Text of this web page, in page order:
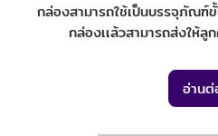
กล่องสามารถใช้เป็นบรรจุภัณฑ์
กล่องเเล้วสามารถส่งให้ลู
อ่านต่